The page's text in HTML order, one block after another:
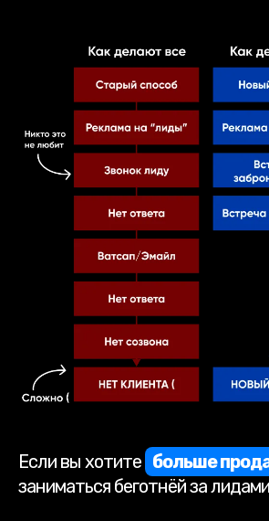
Если вы хотите больше
заниматься беготнёй за